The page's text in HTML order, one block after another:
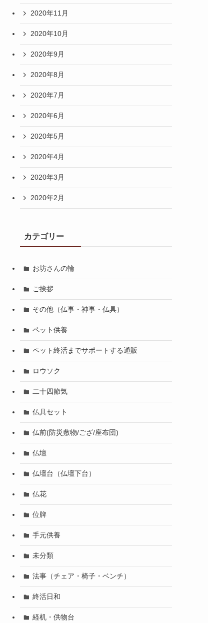
2020年11月
2020年10月
2020年9月
2020年8月
2020年7月
2020年6月
2020年5月
2020年4月
2020年3月
2020年2月
カテゴリー
お坊さんの輪
ご挨拶
その他（仏事・神事・仏具）
ペット供養
ペット終活までサポートする通販
ロウソク
二十四節気
仏具セット
仏前(防災敷物/ござ/座布団)
仏壇
仏壇台（仏壇下台）
仏花
位牌
手元供養
未分類
法事（チェア・椅子・ベンチ）
終活日和
経机・供物台